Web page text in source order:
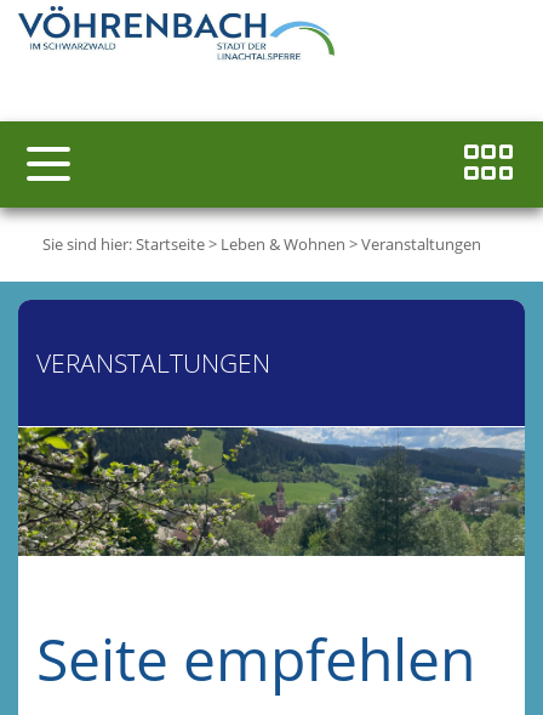
Sie sind hier:Startseite> Leben & Wohnen >Veranstaltungen
VERANSTALTUNGEN
Seite empfehlen